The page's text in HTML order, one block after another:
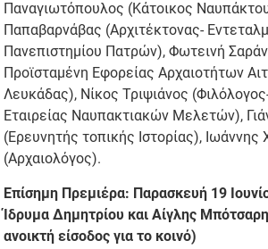
Παναγιωτόπουλος (Κάτοικος
Παπαβαρνάβας (Αρχιτέκτονας-
Πανεπιστημίου Πατρών), Φωτεινή
Προϊσταμένη Εφορείας Αρχαιοτήτων
Λευκάδας), Νίκος Τριψιάνος
Εταιρείας Ναυπακτιακών Μελετών),
(Ερευνητής τοπικής Ιστορίας), Ιωάννης
(Αρχαιολόγος).
Επίσημη Πρεμιέρα: Παρασκευή 19
Ίδρυμα Δημητρίου και Αίγλης
ανοικτή είσοδος για το κοινό)